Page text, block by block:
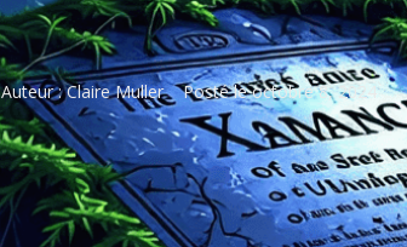
Auteur :Claire Muller Posté leoctobre 8, 2024